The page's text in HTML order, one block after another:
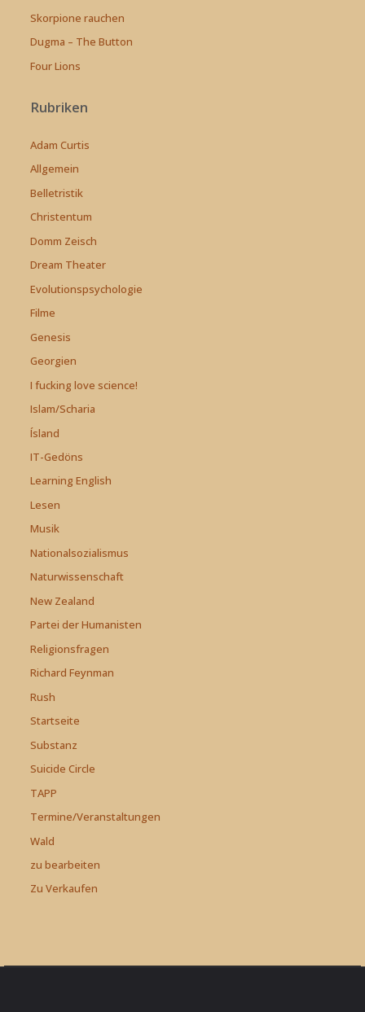
Skorpione rauchen
Dugma – The Button
Four Lions
Rubriken
Adam Curtis
Allgemein
Belletristik
Christentum
Domm Zeisch
Dream Theater
Evolutionspsychologie
Filme
Genesis
Georgien
I fucking love science!
Islam/Scharia
Ísland
IT-Gedöns
Learning English
Lesen
Musik
Nationalsozialismus
Naturwissenschaft
New Zealand
Partei der Humanisten
Religionsfragen
Richard Feynman
Rush
Startseite
Substanz
Suicide Circle
TAPP
Termine/Veranstaltungen
Wald
zu bearbeiten
Zu Verkaufen